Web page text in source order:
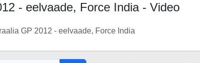
- eelvaade, Force India - Video
GP 2012 - eelvaade, Force India